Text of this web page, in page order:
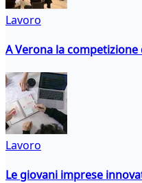
Lavoro
A Verona la
Lavoro
Le giovani imprese